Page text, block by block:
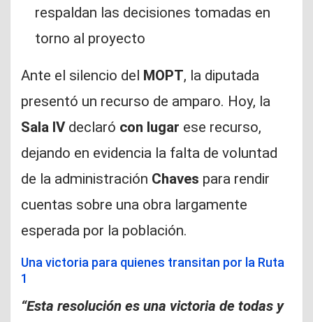
respaldan las decisiones tomadas en
torno al proyecto
Ante el silencio del MOPT, la diputada
presentó un recurso de amparo. Hoy, la
Sala IVdeclaró con lugar ese recurso,
dejando en evidencia la falta de voluntad
de la administración Chaves para rendir
cuentas sobre una obra largamente
esperada por la población.
Una victoria para quienes transitan por la Ruta
1
“Esta resolución es una victoria de todas y